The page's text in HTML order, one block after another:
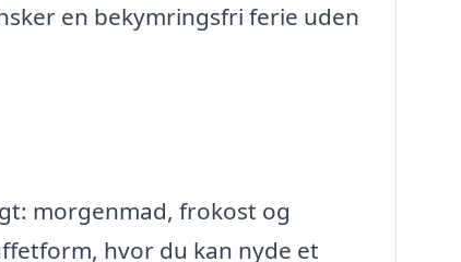
en bekymringsfri ferie uden
morgenmad, frokost og
hvor du kan nyde et